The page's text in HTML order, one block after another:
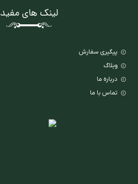
لینک های مفید
پیگیری سفارش
وبلاگ
درباره ما
تماس با ما